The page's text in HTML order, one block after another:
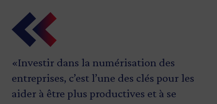
«Investir dans la numérisation des
entreprises, c’est l’une des clés pour les
aider à être plus productives et à se
«Cet investissement majeur de notre
gouvernement permet à un acteur
important de notre région d’accélérer
«Pour Investissement Québec, investir
dans la transformation numérique, c’est
miser sur l’avenir de nos entreprises et
«Cette transformation numérique
représente bien plus qu’une simple mise
à jour technologique. Elle marque un